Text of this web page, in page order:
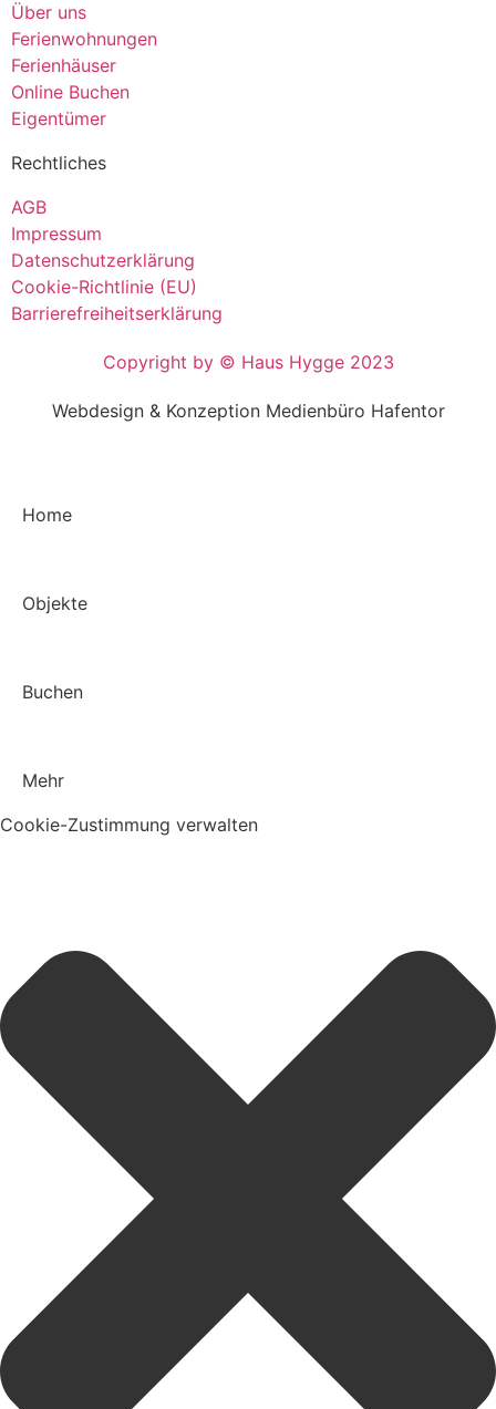
Über uns
Ferienwohnungen
Ferienhäuser
Online Buchen
Eigentümer
Rechtliches
AGB
Impressum
Datenschutzerklärung
Cookie-Richtlinie (EU)
Barrierefreiheitserklärung
Copyright by © Haus Hygge 2023
Webdesign & Konzeption Medienbüro Hafentor
Home
Objekte
Buchen
Mehr
Cookie-Zustimmung verwalten